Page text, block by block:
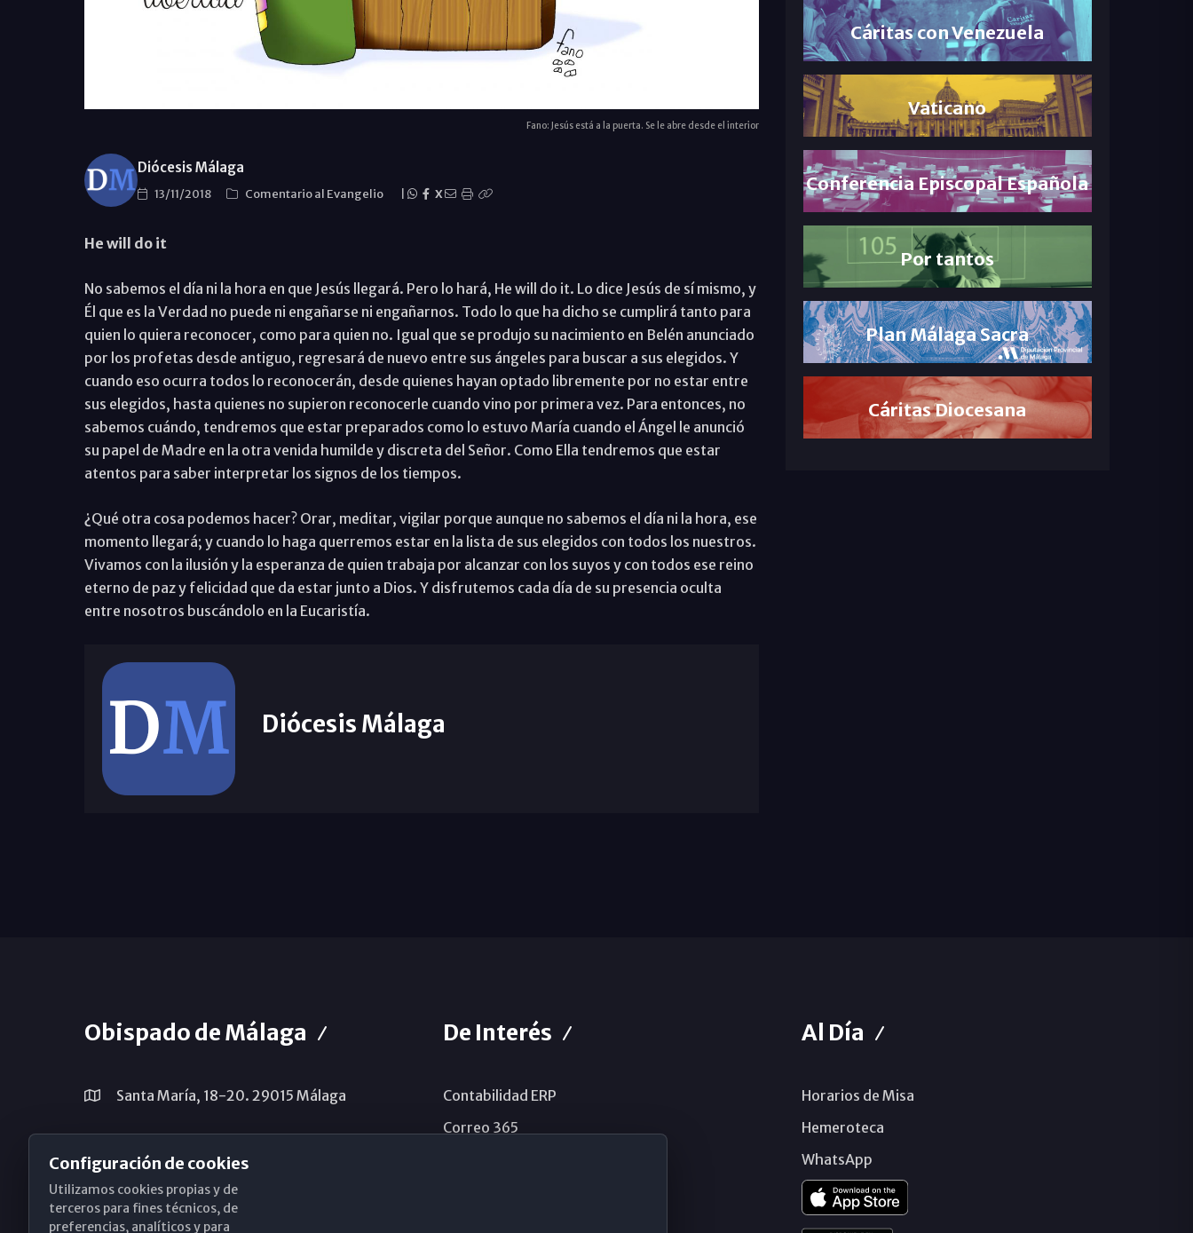
Fano: Jesús está a la puerta. Se le abre desde el interior
Diócesis Málaga
13/11/2018 Comentario al Evangelio X
He will do it
No sabemos el día ni la hora en que Jesús llegará. Pero lo hará, He will do it. Lo dice Jesús de sí mismo, y
Él que es la Verdad no puede ni engañarse ni engañarnos. Todo lo que ha dicho se cumplirá tanto para
quien lo quiera reconocer, como para quien no. Igual que se produjo su nacimiento en Belén anunciado
por los profetas desde antiguo, regresará de nuevo entre sus ángeles para buscar a sus elegidos. Y
cuando eso ocurra todos lo reconocerán, desde quienes hayan optado libremente por no estar entre
sus elegidos, hasta quienes no supieron reconocerle cuando vino por primera vez. Para entonces, no
sabemos cuándo, tendremos que estar preparados como lo estuvo María cuando el Ángel le anunció
su papel de Madre en la otra venida humilde y discreta del Señor. Como Ella tendremos que estar
atentos para saber interpretar los signos de los tiempos.
¿Qué otra cosa podemos hacer? Orar, meditar, vigilar porque aunque no sabemos el día ni la hora, ese
momento llegará; y cuando lo haga querremos estar en la lista de sus elegidos con todos los nuestros.
Vivamos con la ilusión y la esperanza de quien trabaja por alcanzar con los suyos y con todos ese reino
eterno de paz y felicidad que da estar junto a Dios. Y disfrutemos cada día de su presencia oculta
entre nosotros buscándolo en la Eucaristía.
Diócesis Málaga
Cáritas con Venezuela
Vaticano
Conferencia Episcopal Española
Por tantos
Plan Málaga Sacra
Cáritas Diocesana
Obispado de Málaga
Santa María, 18-20. 29015 Málaga
obispado@diocesismalaga.es
De Interés
Contabilidad ERP
Correo 365
Al Día
Horarios de Misa
Hemeroteca
WhatsApp
Configuración de cookies
Utilizamos cookies propias y de
terceros para fines técnicos, de
preferencias, analíticos y para